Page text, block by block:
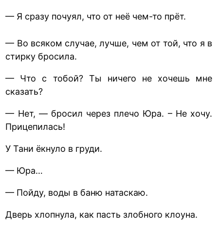
— Я сразу почуял, что от неё чем-то прёт.
— Во всяком случае, лучше, чем от той, что я в
стирку бросила.
— Что с тобой? Ты ничего не хочешь мне
сказать?
— Нет, — бросил через плечо Юра. – Не хочу.
Прицепилась!
У Тани ёкнуло в груди.
— Юра…
— Пойду, воды в баню натаскаю.
Дверь хлопнула, как пасть злобного клоуна.